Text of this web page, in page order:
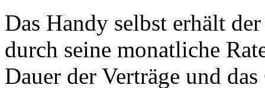
Das Handy selbst erhält
durch seine monatliche
Dauer der Verträge und